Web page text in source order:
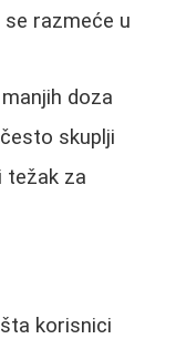
razmeće u
doza
skuplji
težak za
korisnici